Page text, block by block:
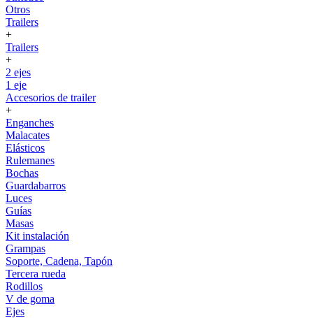
Otros
Trailers
+
Trailers
+
2 ejes
1 eje
Accesorios de trailer
+
Enganches
Malacates
Elásticos
Rulemanes
Bochas
Guardabarros
Luces
Guías
Masas
Kit instalación
Grampas
Soporte, Cadena, Tapón
Tercera rueda
Rodillos
V de goma
Ejes